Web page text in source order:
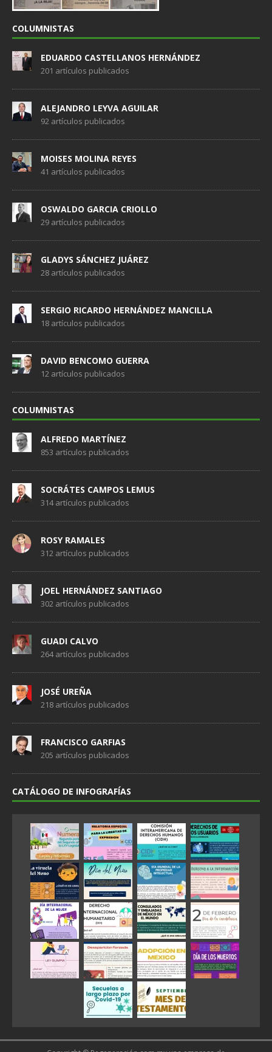
COLUMNISTAS
EDUARDO CASTELLANOS HERNÁNDEZ
201 artículos publicados
ALEJANDRO LEYVA AGUILAR
92 artículos publicados
MOISES MOLINA REYES
41 artículos publicados
OSWALDO GARCIA CRIOLLO
29 artículos publicados
GLADYS SÁNCHEZ JUÁREZ
28 artículos publicados
SERGIO RICARDO HERNÁNDEZ MANCILLA
18 artículos publicados
DAVID BENCOMO GUERRA
12 artículos publicados
COLUMNISTAS
ALFREDO MARTÍNEZ
853 artículos publicados
SOCRÁTES CAMPOS LEMUS
314 artículos publicados
ROSY RAMALES
312 artículos publicados
JOEL HERNÁNDEZ SANTIAGO
302 artículos publicados
GUADI CALVO
264 artículos publicados
JOSÉ UREÑA
218 artículos publicados
FRANCISCO GARFIAS
205 artículos publicados
CATÁLOGO DE INFOGRAFÍAS